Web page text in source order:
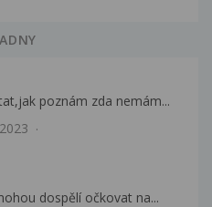
poznám zda nemám...
dospělí očkovat na...